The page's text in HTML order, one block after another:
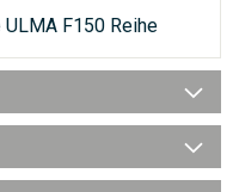
F150 Reihe